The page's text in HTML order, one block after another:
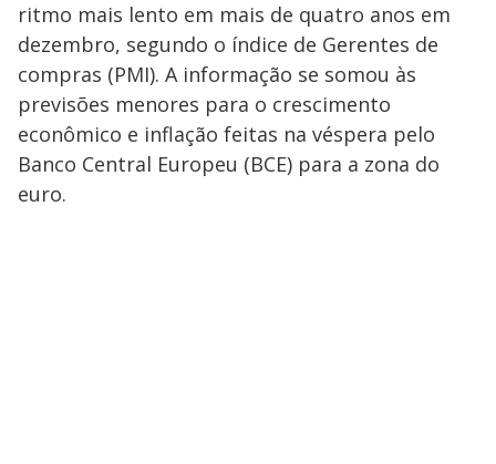
ritmo mais lento em mais de quatro anos em
dezembro, segundo o índice de Gerentes de
compras (PMI). A informação se somou às
previsões menores para o crescimento
econômico e inflação feitas na véspera pelo
Banco Central Europeu (BCE) para a zona do
euro.